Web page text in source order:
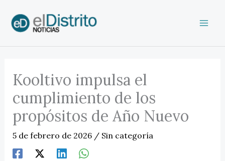
contenido
Kooltivo impulsa el
cumplimiento de los
propósitos de Año Nuevo
5 de febrero de 2026 / Sin categoría